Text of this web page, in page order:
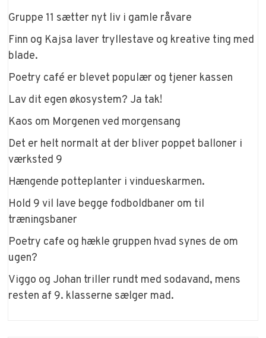
Gruppe 11 sætter nyt liv i gamle råvare
Finn og Kajsa laver tryllestave og kreative ting med
blade.
Poetry café er blevet populær og tjener kassen
Lav dit egen økosystem? Ja tak!
Kaos om Morgenen ved morgensang
Det er helt normalt at der bliver poppet balloner i
værksted 9
Hængende potteplanter i vindueskarmen.
Hold 9 vil lave begge fodboldbaner om til
træningsbaner
Poetry cafe og hækle gruppen hvad synes de om
ugen?
Viggo og Johan triller rundt med sodavand, mens
resten af 9. klasserne sælger mad.